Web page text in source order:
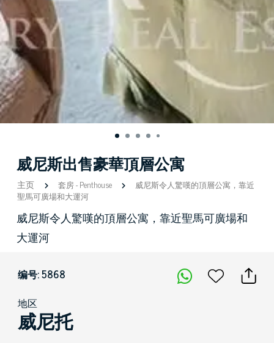
威尼斯出售豪華頂層公寓
主页 套房-Penthouse
威尼斯令人驚嘆的頂層公寓，靠近
聖馬可廣場和大運河
威尼斯令人驚嘆的頂層公寓，靠近聖馬可廣場和
大運河
编号: 5868
地区
威尼托